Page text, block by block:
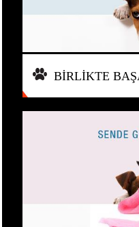
BİRLİKTE